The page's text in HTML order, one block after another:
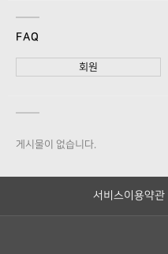
FAQ
회원
게시물이 없습니다.
서비스이용약관